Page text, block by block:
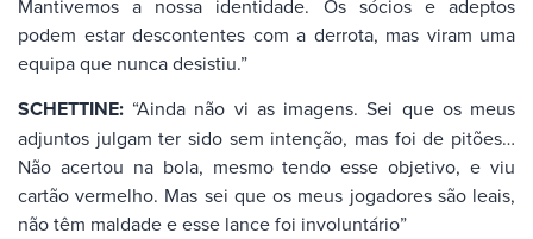
Mantivemos a nossa identidade. Os sócios e adeptos
podem estar descontentes com a derrota, mas viram uma
equipa que nunca desistiu.”
SCHETTINE: “Ainda não vi as imagens. Sei que os meus
adjuntos julgam ter sido sem intenção, mas foi de pitões…
Não acertou na bola, mesmo tendo esse objetivo, e viu
cartão vermelho. Mas sei que os meus jogadores são leais,
não têm maldade e esse lance foi involuntário”